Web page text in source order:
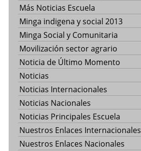
Más Noticias Escuela
Minga indigena y social 2013
Minga Social y Comunitaria
Movilización sector agrario
Noticia de Último Momento
Noticias
Noticias Internacionales
Noticias Nacionales
Noticias Principales Escuela
Nuestros Enlaces Internacionales
Nuestros Enlaces Nacionales